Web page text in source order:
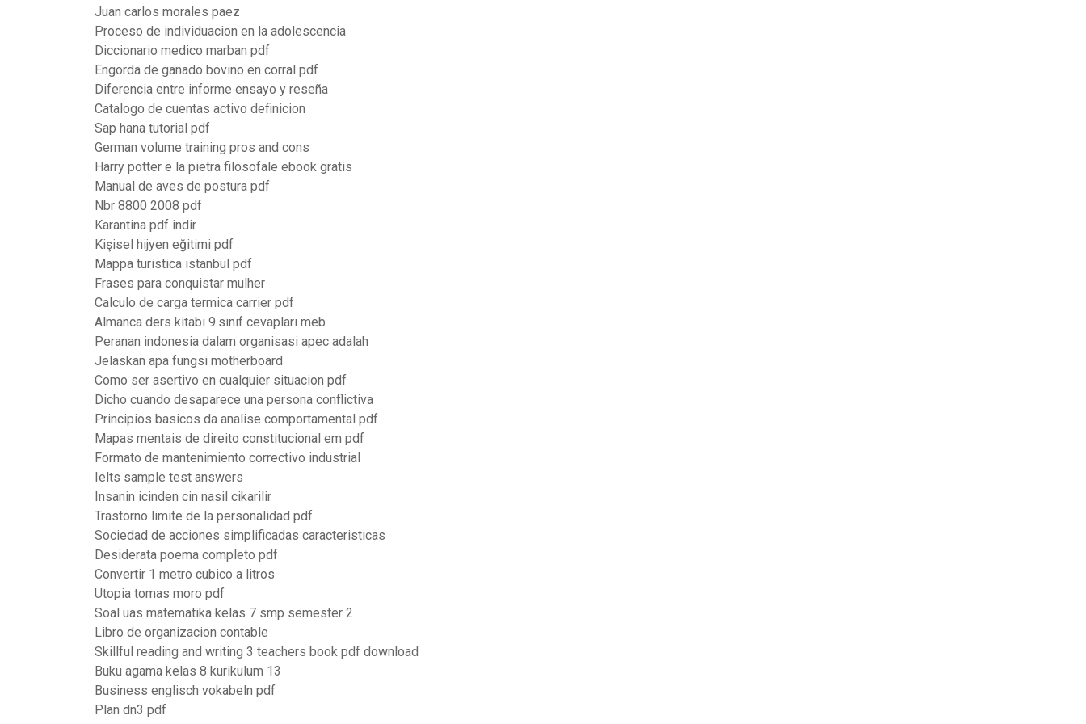
Juan carlos morales paez
Proceso de individuacion en la adolescencia
Diccionario medico marban pdf
Engorda de ganado bovino en corral pdf
Diferencia entre informe ensayo y reseña
Catalogo de cuentas activo definicion
Sap hana tutorial pdf
German volume training pros and cons
Harry potter e la pietra filosofale ebook gratis
Manual de aves de postura pdf
Nbr 8800 2008 pdf
Karantina pdf indir
Kişisel hijyen eğitimi pdf
Mappa turistica istanbul pdf
Frases para conquistar mulher
Calculo de carga termica carrier pdf
Almanca ders kitabı 9.sınıf cevapları meb
Peranan indonesia dalam organisasi apec adalah
Jelaskan apa fungsi motherboard
Como ser asertivo en cualquier situacion pdf
Dicho cuando desaparece una persona conflictiva
Principios basicos da analise comportamental pdf
Mapas mentais de direito constitucional em pdf
Formato de mantenimiento correctivo industrial
Ielts sample test answers
Insanin icinden cin nasil cikarilir
Trastorno limite de la personalidad pdf
Sociedad de acciones simplificadas caracteristicas
Desiderata poema completo pdf
Convertir 1 metro cubico a litros
Utopia tomas moro pdf
Soal uas matematika kelas 7 smp semester 2
Libro de organizacion contable
Skillful reading and writing 3 teachers book pdf download
Buku agama kelas 8 kurikulum 13
Business englisch vokabeln pdf
Plan dn3 pdf